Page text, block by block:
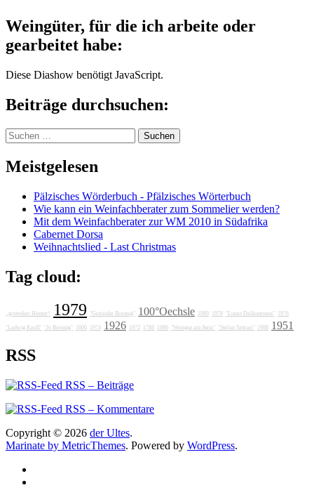
Weingüter, für die ich arbeite oder
gearbeitet habe:
Diese Diashow benötigt JavaScript.
Beiträge durchsuchen:
Suchen
nach:
Meistgelesen
Pälzisches Wörderbuch - Pfälzisches Wörterbuch
Wie kann ein Weinfachberater zum Sommelier werden?
Mit dem Weinfachberater zur WM 2010 in Südafrika
Cabernet Dorsa
Weihnachtslied - Last Christmas
Tag cloud:
„grotesker Humor“ 1979 "Getränke Breunig" 100°Oechsle 1989 1978 "Lunas Delikatessen" 1976
"Ludwig Knoll" "Jo Breunig" 1606 1974 1926 1972 1788 1986 "Weingut am Stein" "Stefan Sattran" 1988 1951
RSS
RSS – Beiträge
RSS – Kommentare
Copyright © 2026 der Ultes.
Marinate by MetricThemes. Powered by WordPress.